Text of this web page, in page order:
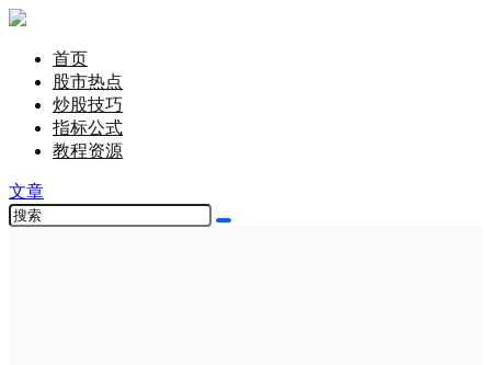
首页
股市热点
炒股技巧
指标公式
教程资源
文章